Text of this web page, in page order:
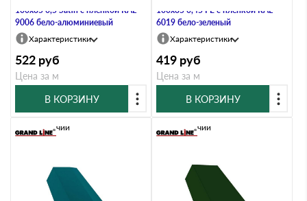
100х85 0,5 Satin с пленкой RAL
9006 бело-алюминиевый
Характеристики
522 руб
Цена за м
В КОРЗИНУ
100х85 0,45 PE с пленкой RAL
6019 бело-зеленый
Характеристики
419 руб
Цена за м
В КОРЗИНУ
В наличии В наличии